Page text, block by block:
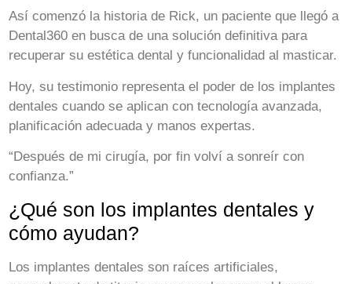
Así comenzó la historia de Rick, un paciente que llegó a
Dental360 en busca de una solución definitiva para
recuperar su estética dental y funcionalidad al masticar.
Hoy, su testimonio representa el poder de los implantes
dentales cuando se aplican con tecnología avanzada,
planificación adecuada y manos expertas.
“Después de mi cirugía, por fin volví a sonreír con
confianza.”
¿Qué son los implantes dentales y
cómo ayudan?
Los implantes dentales son raíces artificiales,